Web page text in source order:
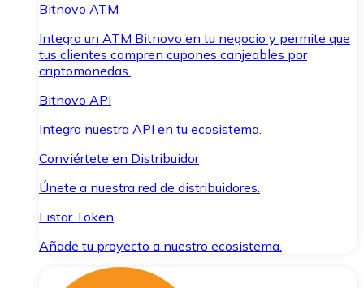
Bitnovo ATM
Integra un ATM Bitnovo en tu negocio y permite que
tus clientes compren cupones canjeables por
criptomonedas.
Bitnovo API
Integra nuestra API en tu ecosistema.
Conviértete en Distribuidor
Únete a nuestra red de distribuidores.
Listar Token
Añade tu proyecto a nuestro ecosistema.